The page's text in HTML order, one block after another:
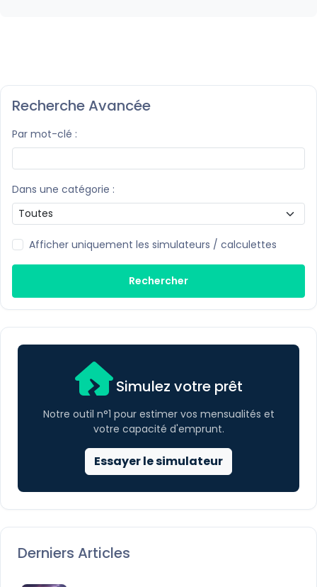
Recherche Avancée
Par mot-clé :
Dans une catégorie :
Afficher uniquement les simulateurs / calculettes
Rechercher
Simulez votre prêt
Notre outil n°1 pour estimer vos mensualités et
votre capacité d'emprunt.
Essayer le simulateur
Derniers Articles